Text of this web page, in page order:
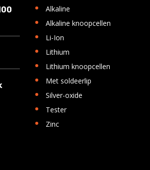
• Alkaline
• Alkaline knoopcellen
• Li-Ion
• Lithium
• Lithium knoopcellen
• Met soldeerlip
• Silver-oxide
• Tester
• Zinc